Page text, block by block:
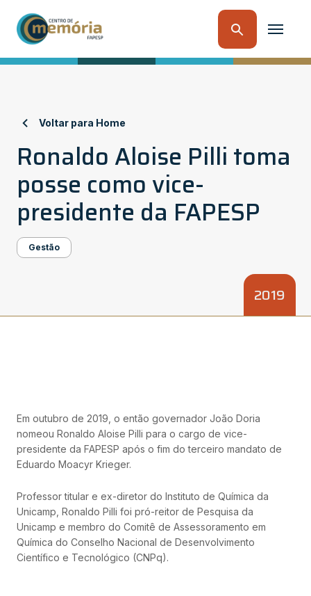
Voltar para Home
Ronaldo Aloise Pilli toma
posse como vice-
presidente da FAPESP
Gestão
2019
Em outubro de 2019, o então governador João Doria
nomeou Ronaldo Aloise Pilli para o cargo de vice-
presidente da FAPESP após o fim do terceiro mandato de
Eduardo Moacyr Krieger.
Professor titular e ex-diretor do Instituto de Química da
Unicamp, Ronaldo Pilli foi pró-reitor de Pesquisa da
Unicamp e membro do Comitê de Assessoramento em
Química do Conselho Nacional de Desenvolvimento
Científico e Tecnológico (CNPq).